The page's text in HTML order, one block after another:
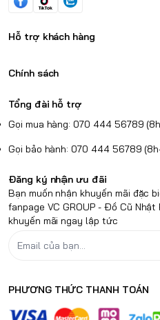
Hỗ trợ khách hàng
Chính sách
Tổng đài hỗ trợ
Gọi mua hàng: 070 444 56789
Gọi bảo hành: 070 444 56789
Đăng ký nhận ưu đãi
Bạn muốn nhận khuyến mãi đặc
fanpage VC GROUP - Đồ Cũ
khuyến mãi ngay lập tức
PHƯƠNG THỨC THANH TOÁN